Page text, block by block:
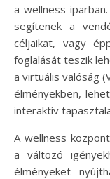
a wellness
segítenek a
céljaikat, vagy
foglalását teszik
a virtuális valóság
élményekben,
interaktív
A wellness
a változó
élményeket